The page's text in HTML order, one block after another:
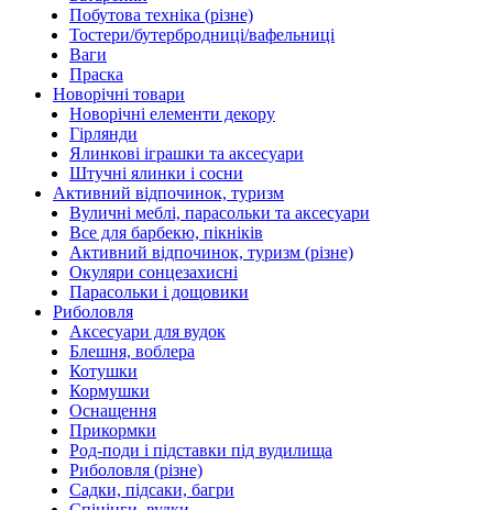
Побутова техніка (різне)
Тостери/бутербродниці/вафельниці
Ваги
Праска
Новорічні товари
Новорічні елементи декору
Гірлянди
Ялинкові іграшки та аксесуари
Штучні ялинки і сосни
Активний відпочинок, туризм
Вуличні меблі, парасольки та аксесуари
Все для барбекю, пікніків
Активний відпочинок, туризм (різне)
Окуляри сонцезахисні
Парасольки і дощовики
Риболовля
Аксесуари для вудок
Блешня, воблера
Котушки
Кормушки
Оснащення
Прикормки
Род-поди і підставки під вудилища
Риболовля (різне)
Садки, підсаки, багри